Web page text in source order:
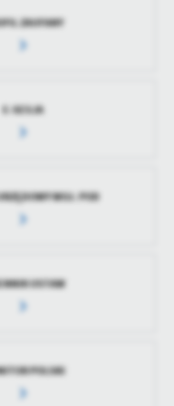
mediów
ZAUFANY
E-SESJA
WOJ. POD
USTAW
POLSKI